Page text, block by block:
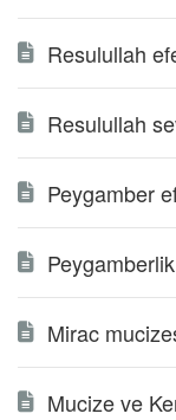
Resulullah
Resulullah
Peygamber
Peygamberlik
Mirac
Mucize ve